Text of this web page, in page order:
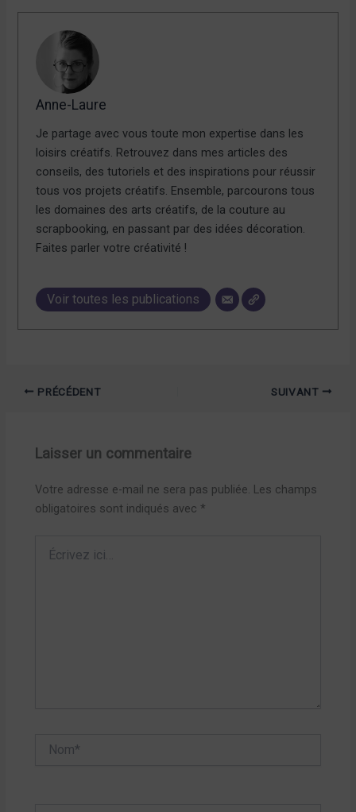
Anne-Laure
Je partage avec vous toute mon expertise dans les
loisirs créatifs. Retrouvez dans mes articles des
conseils, des tutoriels et des inspirations pour réussir
tous vos projets créatifs. Ensemble, parcourons tous
les domaines des arts créatifs, de la couture au
scrapbooking, en passant par des idées décoration.
Faites parler votre créativité !
Voir toutes les publications
PRÉCÉDENT SUIVANT
Laisser un commentaire
Votre adresse e-mail ne sera pas publiée. Les champs
obligatoires sont indiqués avec *
ici…